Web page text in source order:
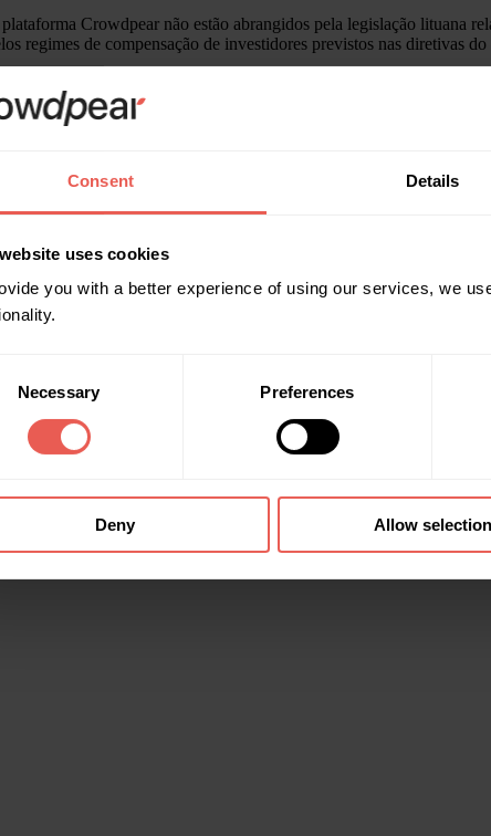
Consent Details
uses cookies
you with a better experience of using our services, we
Necessary Preferences
Deny Allow selection
Crowdpear não estão abrangidos pela legislação lituana
regimes de compensação de investidores previstos nas diretivas
dos riscos relacionados com o investimento na plataforma